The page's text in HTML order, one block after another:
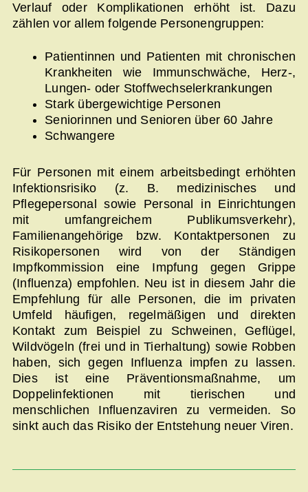
Verlauf oder Komplikationen erhöht ist. Dazu
zählen vor allem folgende Personengruppen:
Patientinnen und Patienten mit chronischen
Krankheiten wie Immunschwäche, Herz-,
Lungen- oder Stoffwechselerkrankungen
Stark übergewichtige Personen
Seniorinnen und Senioren über 60 Jahre
Schwangere
Für Personen mit einem arbeitsbedingt erhöhten
Infektionsrisiko (z. B. medizinisches und
Pflegepersonal sowie Personal in Einrichtungen
mit umfangreichem Publikumsverkehr),
Familienangehörige bzw. Kontaktpersonen zu
Risikopersonen wird von der Ständigen
Impfkommission eine Impfung gegen Grippe
(Influenza) empfohlen. Neu ist in diesem Jahr die
Empfehlung für alle Personen, die im privaten
Umfeld häufigen, regelmäßigen und direkten
Kontakt zum Beispiel zu Schweinen, Geflügel,
Wildvögeln (frei und in Tierhaltung) sowie Robben
haben, sich gegen Influenza impfen zu lassen.
Dies ist eine Präventionsmaßnahme, um
Doppelinfektionen mit tierischen und
menschlichen Influenzaviren zu vermeiden. So
sinkt auch das Risiko der Entstehung neuer Viren.